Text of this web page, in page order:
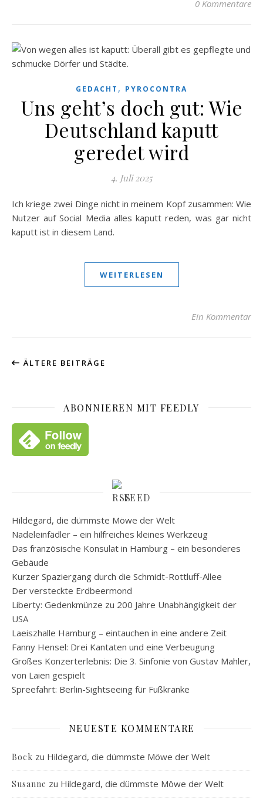
0 Kommentare
GEDACHT , PYROCONTRA
Uns geht’s doch gut: Wie
Deutschland kaputt
geredet wird
4. Juli 2025
Ich kriege zwei Dinge nicht in meinem Kopf zusammen: Wie
Nutzer auf Social Media alles kaputt reden, was gar nicht
kaputt ist in diesem Land.
WEITERLESEN
Ein Kommentar
ÄLTERE BEITRÄGE
ABONNIEREN MIT FEEDLY
FEED
Hildegard, die dümmste Möwe der Welt
Nadeleinfädler – ein hilfreiches kleines Werkzeug
Das französische Konsulat in Hamburg – ein besonderes
Gebäude
Kurzer Spaziergang durch die Schmidt-Rottluff-Allee
Der versteckte Erdbeermond
Liberty: Gedenkmünze zu 200 Jahre Unabhängigkeit der
USA
Laeiszhalle Hamburg – eintauchen in eine andere Zeit
Fanny Hensel: Drei Kantaten und eine Verbeugung
Großes Konzerterlebnis: Die 3. Sinfonie von Gustav Mahler,
von Laien gespielt
Spreefahrt: Berlin-Sightseeing für Fußkranke
NEUESTE KOMMENTARE
Bock zu Hildegard, die dümmste Möwe der Welt
Susanne zu Hildegard, die dümmste Möwe der Welt